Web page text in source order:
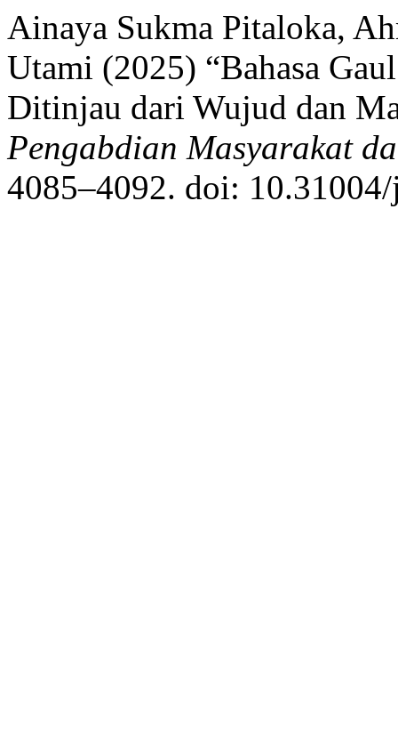
Ainaya Sukma Pitaloka,
Utami (2025) “Bahasa
Ditinjau dari Wujud dan
Pengabdian Masyarakat
4085–4092. doi: